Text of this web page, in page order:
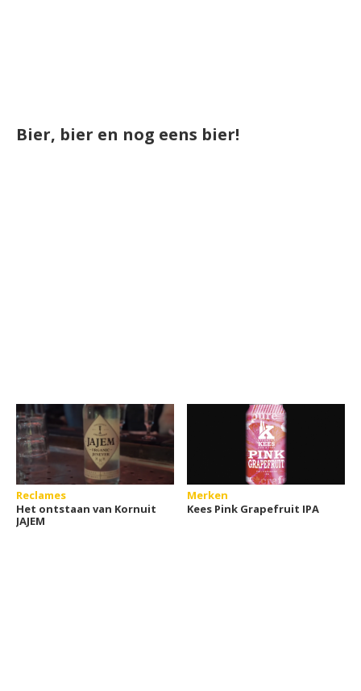
Bier, bier en nog eens bier!
Reclames
Het ontstaan van Kornuit
JAJEM
Merken
Kees Pink Grapefruit IPA